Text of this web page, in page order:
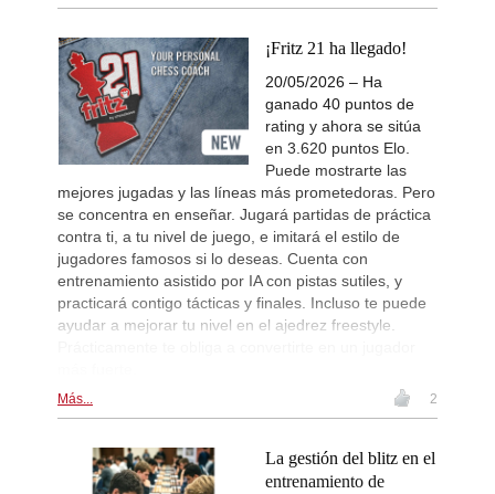
¡Fritz 21 ha llegado!
20/05/2026 – Ha
ganado 40 puntos de
rating y ahora se sitúa
en 3.620 puntos Elo.
Puede mostrarte las
mejores jugadas y las líneas más prometedoras. Pero
se concentra en enseñar. Jugará partidas de práctica
contra ti, a tu nivel de juego, e imitará el estilo de
jugadores famosos si lo deseas. Cuenta con
entrenamiento asistido por IA con pistas sutiles, y
practicará contigo tácticas y finales. Incluso te puede
ayudar a mejorar tu nivel en el ajedrez freestyle.
Más... 2
La gestión del blitz en el
entrenamiento de